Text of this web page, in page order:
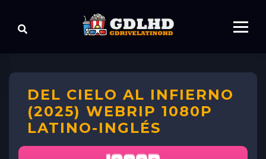
DEL CIELO AL INFIERNO
(2025) WEBRIP 1080P
LATINO-INGLÉS